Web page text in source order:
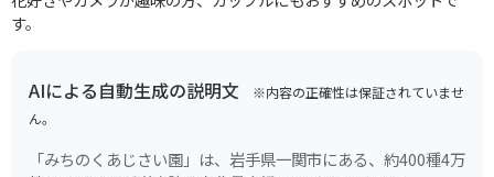
す。
AIによる自動生成の説明文 ※内容の正確性は保証されていませ
ん。
「みちのくあじさい園」は、岩手県一関市にある、約400種4万